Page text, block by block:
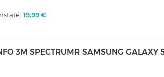
19,99 €
3M SPECTRUMR SAMSUNG GALAXY